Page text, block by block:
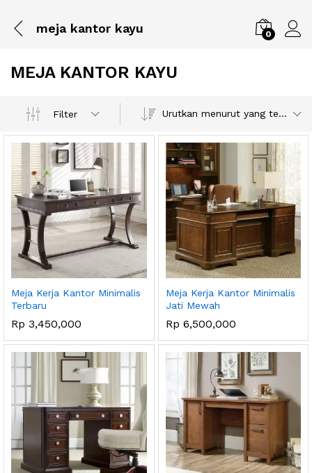
meja kantor kayu 0
MEJA KANTOR KAYU
Filter Urutkan menurut yang terbaru
Meja Kerja Kantor Minimalis
Terbaru
Rp 3,450,000
Meja Kerja Kantor Minimalis
Jati Mewah
Rp 6,500,000